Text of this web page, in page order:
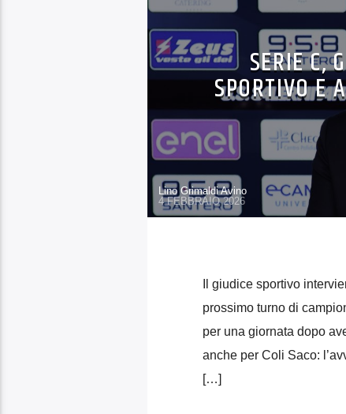
SERIE C,
SPORTIVO E
Lino Grimaldi Avino
4 FEBBRAIO 2026
Il giudice sportivo
prossimo turno di
per una giornata dopo
anche per Coli Saco:
[…]